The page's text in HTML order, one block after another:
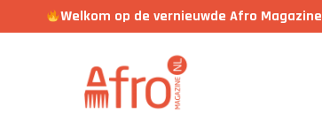
Welkom op de vernieuwde Afro Magazine